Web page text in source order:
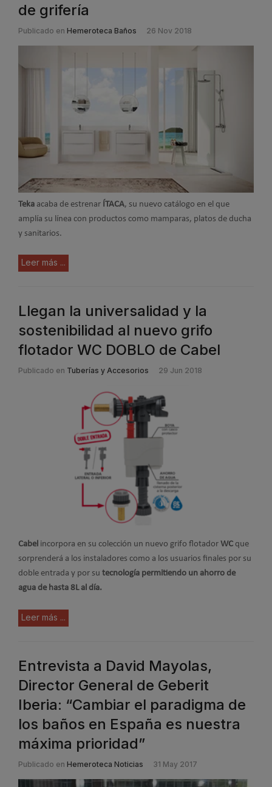
de grifería
Publicado en Hemeroteca Baños 26 Nov 2018
Teka acaba de estrenar ÍTACA, su nuevo catálogo en el que
amplía su línea con productos como mamparas, platos de ducha
y sanitarios.
Leer más ...
Llegan la universalidad y la
sostenibilidad al nuevo grifo
flotador WC DOBLO de Cabel
Publicado en Tuberías y Accesorios 29 Jun 2018
Cabel incorpora en su colección un nuevo grifo flotador WC que
sorprenderá a los instaladores como a los usuarios finales por su
doble entrada y por su tecnología permitiendo un ahorro de
agua de hasta 8L al día.
Leer más ...
Entrevista a David Mayolas,
Director General de Geberit
Iberia: “Cambiar el paradigma de
los baños en España es nuestra
máxima prioridad”
Publicado en Hemeroteca Noticias 31 May 2017